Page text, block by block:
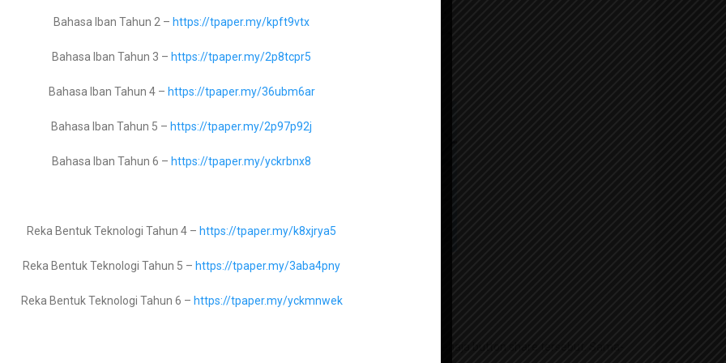
Pendidikan Moral Tingkatan 1 – https://tpaper.my/2p9fwcve
Pendidikan Moral Tingkatan 2 – https://tpaper.my/yc29jbus
Pendidikan Moral Tingkatan 3 – https://tpaper.my/9hsz3ek8
Pendidikan Moral Tingkatan 4 – https://tpaper.my/2p962wy2
Pendidikan Seni Visual Tingkatan 1 – https://tpaper.my/2p8hw5e8
Pendidikan Seni Visual Tingkatan 2 – https://tpaper.my/43p8dbvz
Bahasa Iban Tahun 2 – https://tpaper.my/kpft9vtx
Bahasa Iban Tahun 3 – https://tpaper.my/2p8tcpr5
Bahasa Iban Tahun 4 – https://tpaper.my/36ubm6ar
Bahasa Iban Tahun 5 – https://tpaper.my/2p97p92j
Bahasa Iban Tahun 6 – https://tpaper.my/yckrbnx8
Reka Bentuk Teknologi Tahun 4 – https://tpaper.my/k8xjrya5
Reka Bentuk Teknologi Tahun 5 – https://tpaper.my/3aba4pny
Reka Bentuk Teknologi Tahun 6 – https://tpaper.my/yckmnwek